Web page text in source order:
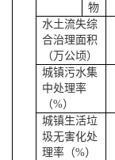
物
水土流失综
合治理面积
（万公顷）
城镇污水集
中处理率
（%）
城镇生活垃
圾无害化处
理率（%）